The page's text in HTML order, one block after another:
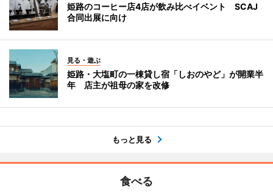
姫路のコーヒー店4店が飲み比べイベント SCAJ
合同出展に向け
見る・遊ぶ
姫路・大塩町の一棟貸し宿「しおのやど」が開業半
年 店主が祖母の家を改修
もっと見る
食べる